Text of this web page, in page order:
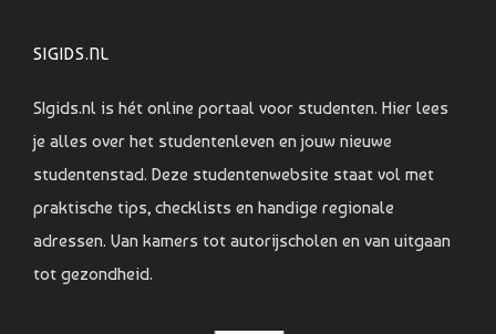
SIGIDS.NL
SIgids.nl is hét online portaal voor studenten. Hier lees
je alles over het studentenleven en jouw nieuwe
studentenstad. Deze studentenwebsite staat vol met
praktische tips, checklists en handige regionale
adressen. Van kamers tot autorijscholen en van uitgaan
tot gezondheid.